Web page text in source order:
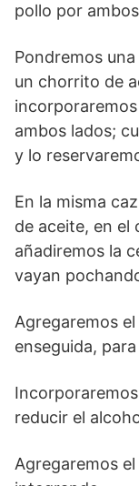
pollo por
Pondremos
un chorrito de
ambos lados;
y lo
En la misma
de aceite, en el
añadiremos la
vayan
Agregaremos
enseguida,
reducir el
Agregaremos